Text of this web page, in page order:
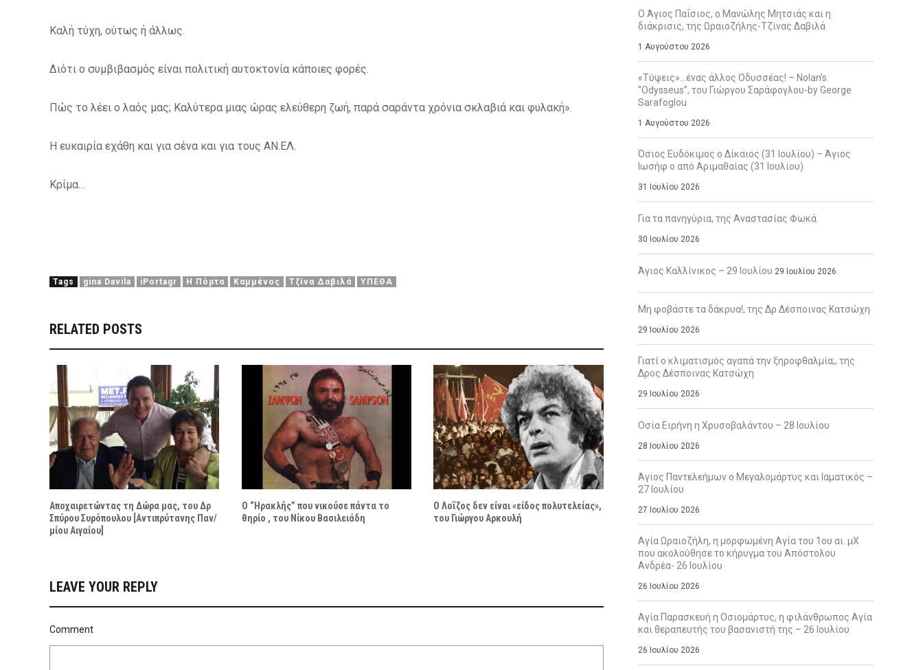
Καλή τύχη, ούτως ή άλλως.
Διότι ο συμβιβασμός είναι πολιτική αυτοκτονία κάποιες φορές.
Πώς το λέει ο λαός μας; Καλύτερα μιας ώρας ελεύθερη ζωή, παρά σαράντα χρόνια σκλαβιά και φυλακή».
Η ευκαιρία εχάθη και για σένα και για τους ΑΝ.ΕΛ.
Κρίμα…
Tags gina Davila iPortagr Η Πόρτα Καμμένος Τζίνα Δαβιλά ΥΠΕΘΑ
RELATED POSTS
Αποχαιρετώντας τη Δώρα μας, του Δρ
Σπύρου Συρόπουλου [Αντιπρύτανης Παν/
μίου Αιγαίου]
Ο “Ηρακλής” που νικούσε πάντα το
θηρίο , του Νίκου Βασιλειάδη
Ο Λοΐζος δεν είναι «είδος πολυτελείας»,
του Γιώργου Αρκουλή
LEAVE YOUR REPLY
Comment
Ο Άγιος Παΐσιος, ο Μανώλης Μητσιάς και η
διάκρισις, της Ωραιοζήλης-Τζίνας Δαβιλά
1 Αυγούστου 2026
«Τύψεις»…ένας άλλος Οδυσσέας! – Nolan’s
“Odysseus”, του Γιώργου Σαράφογλου-by George
Sarafoglou
1 Αυγούστου 2026
Όσιος Ευδόκιμος ο Δίκαιος (31 Ιουλίου) – Άγιος
Ιωσήφ ο από Αριμαθαίας (31 Ιουλίου)
31 Ιουλίου 2026
Για τα πανηγύρια, της Αναστασίας Φωκά
30 Ιουλίου 2026
Άγιος Καλλίνικος – 29 Ιουλίου 29 Ιουλίου 2026
Μη φοβάστε τα δάκρυα!, της Δρ Δέσποινας Κατσώχη
29 Ιουλίου 2026
Γιατί ο κλιματισμός αγαπά την ξηροφθαλμία;, της
Δρος Δέσποινας Κατσώχη
29 Ιουλίου 2026
Οσία Ειρήνη η Χρυσοβαλάντου – 28 Ιουλίου
28 Ιουλίου 2026
Άγιος Παντελεήμων ο Μεγαλομάρτυς και Ιαματικός –
27 Ιουλίου
27 Ιουλίου 2026
Αγία Ωραιοζήλη, η μορφωμένη Αγία του 1ου αι. μΧ
που ακολούθησε το κήρυγμα του Απόστολου
Ανδρέα- 26 Ιουλίου
26 Ιουλίου 2026
Αγία Παρασκευή η Οσιομάρτυς, η φιλάνθρωπος Αγία
και θεραπευτής του βασανιστή της – 26 Ιουλίου
26 Ιουλίου 2026